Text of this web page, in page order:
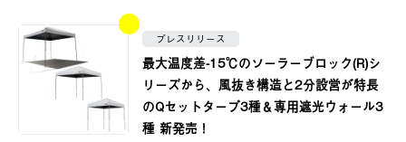
プレスリリース
最大温度差-15℃のソーラーブロック(R)シ
リーズから、風抜き構造と2分設営が特長
のQセットタープ3種＆専用遮光ウォール3
種 新発売！